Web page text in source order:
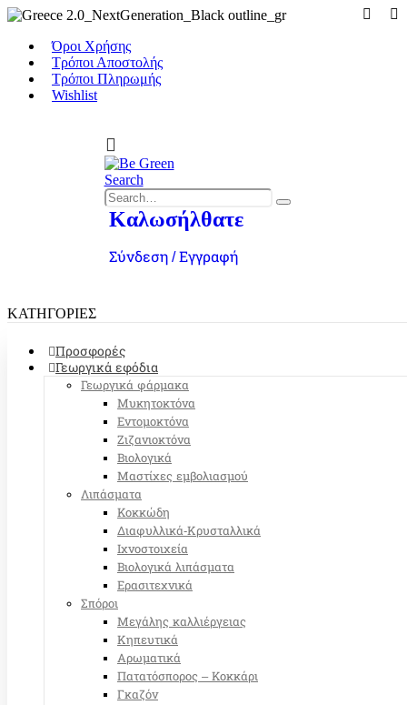
Όροι Χρήσης
Τρόποι Αποστολής
Τρόποι Πληρωμής
Wishlist
Search
Καλωσήλθατε
Σύνδεση / Εγγραφή
ΚΑΤΗΓΟΡΙΕΣ
Προσφορές
Γεωργικά εφόδια
Γεωργικά φάρμακα
Μυκητοκτόνα
Εντομοκτόνα
Ζιζανιοκτόνα
Βιολογικά
Μαστίχες εμβολιασμού
Λιπάσματα
Κοκκώδη
Διαφυλλικά-Κρυσταλλικά
Ιχνοστοιχεία
Βιολογικά λιπάσματα
Ερασιτεχνικά
Σπόροι
Μεγάλης καλλιέργειας
Κηπευτικά
Αρωματικά
Πατατόσπορος – Κοκκάρι
Γκαζόν